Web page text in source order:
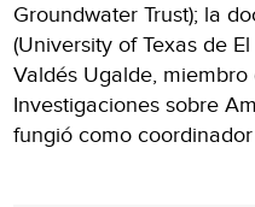
Groundwater Trust); la
(University of Texas de
Valdés Ugalde,
Investigaciones sobre
fungió como coordinador